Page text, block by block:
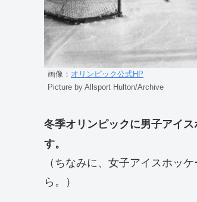
画像： オリンピック公式HP
Picture by Allsport Hulton/Archive
冬季オリンピックに男子アイ
す。
（ちなみに、女子アイスホッ
ら。）